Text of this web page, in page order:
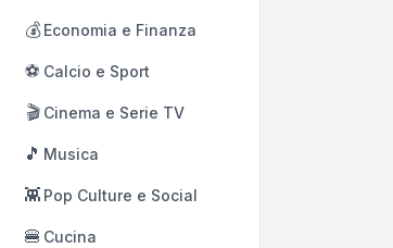
💰 Economia e Finanza
⚽ Calcio e Sport
🎬 Cinema e Serie TV
🎵 Musica
👾 Pop Culture e Social
🍔 Cucina